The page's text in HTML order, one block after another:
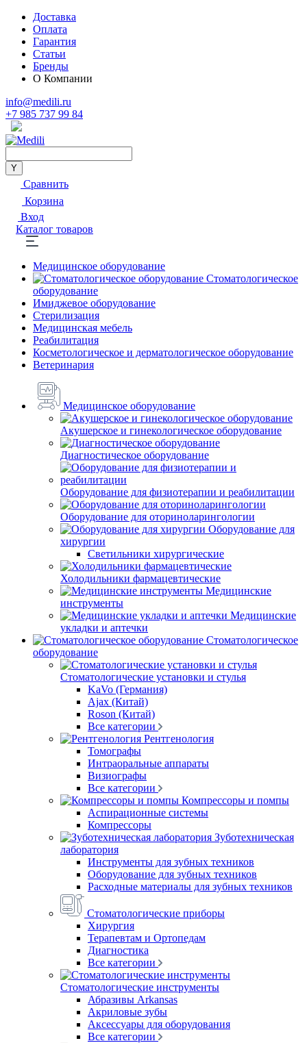
Доставка
Оплата
Гарантия
Статьи
Бренды
О Компании
info@medili.ru
+7 985 737 99 84
Сравнить
Корзина
Вход
Каталог товаров
Медицинское оборудование
Стоматологическое
оборудование
Имиджевое оборудование
Стерилизация
Медицинская мебель
Реабилитация
Косметологическое и дерматологическое оборудование
Ветеринария
Медицинское оборудование
Акушерское и гинекологическое оборудование
Диагностическое оборудование
Оборудование для физиотерапии и реабилитации
Оборудование для оториноларингологии
Оборудование для
хирургии
Светильники хирургические
Холодильники фармацевтические
Медицинские
инструменты
Медицинские
укладки и аптечки
Стоматологическое
оборудование
Стоматологические установки и стулья
KaVo (Германия)
Ajax (Китай)
Roson (Китай)
Все категории
Рентгенология
Томографы
Интраоральные аппараты
Визиографы
Все категории
Компрессоры и помпы
Аспирационные системы
Компрессоры
Зуботехническая
лаборатория
Инструменты для зубных техников
Оборудование для зубных техников
Расходные материалы для зубных техников
Стоматологические приборы
Хирургия
Терапевтам и Ортопедам
Диагностика
Все категории
Стоматологические инструменты
Абразивы Arkansas
Акриловые зубы
Аксессуары для оборудования
Все категории